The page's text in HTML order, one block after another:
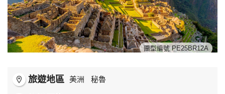
關於御義
客服專線(02) 2515-1218團型編號 PE25BR12A
room 旅遊地區 美洲 秘魯